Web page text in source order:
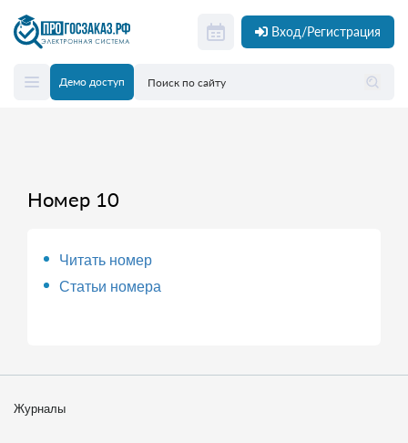
Вход/Регистрация
Демо доступ
Номер 10
Читать номер
Статьи номера
Журналы